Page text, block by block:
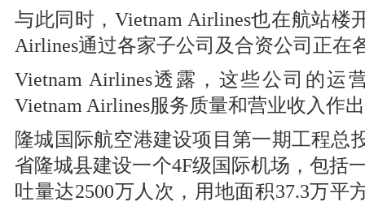
与此同时，Vietnam Airlines也在航站
Airlines通过各家子公司及合资公司正在
Vietnam Airlines透露，这些公司的
Vietnam Airlines服务质量和营业收入作
隆城国际航空港建设项目第一期工程总
省隆城县建设一个4F级国际机场，包括
吐量达2500万人次，用地面积37.3万平